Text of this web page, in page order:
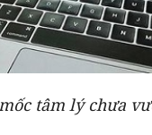
tâm lý chưa